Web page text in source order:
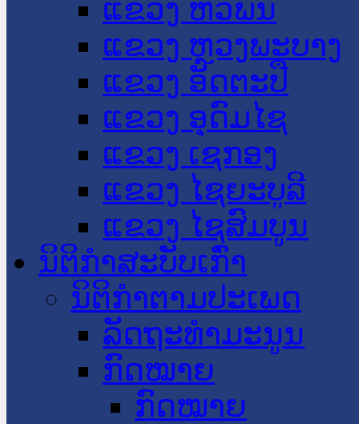
ແຂວງ ຫົວພັນ
ແຂວງ ຫຼວງພະບາງ
ແຂວງ ອັດຕະປື
ແຂວງ ອຸດົມໄຊ
ແຂວງ ເຊກອງ
ແຂວງ ໄຊຍະບູລີ
ແຂວງ ໄຊສົມບູນ
ນິຕິກໍາສະບັບເກົ່າ
ນິຕິກຳຕາມປະເພດ
ລັດຖະທໍາມະນູນ
ກົດໝາຍ
ກົດໝາຍ